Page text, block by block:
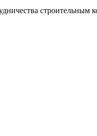
строительным